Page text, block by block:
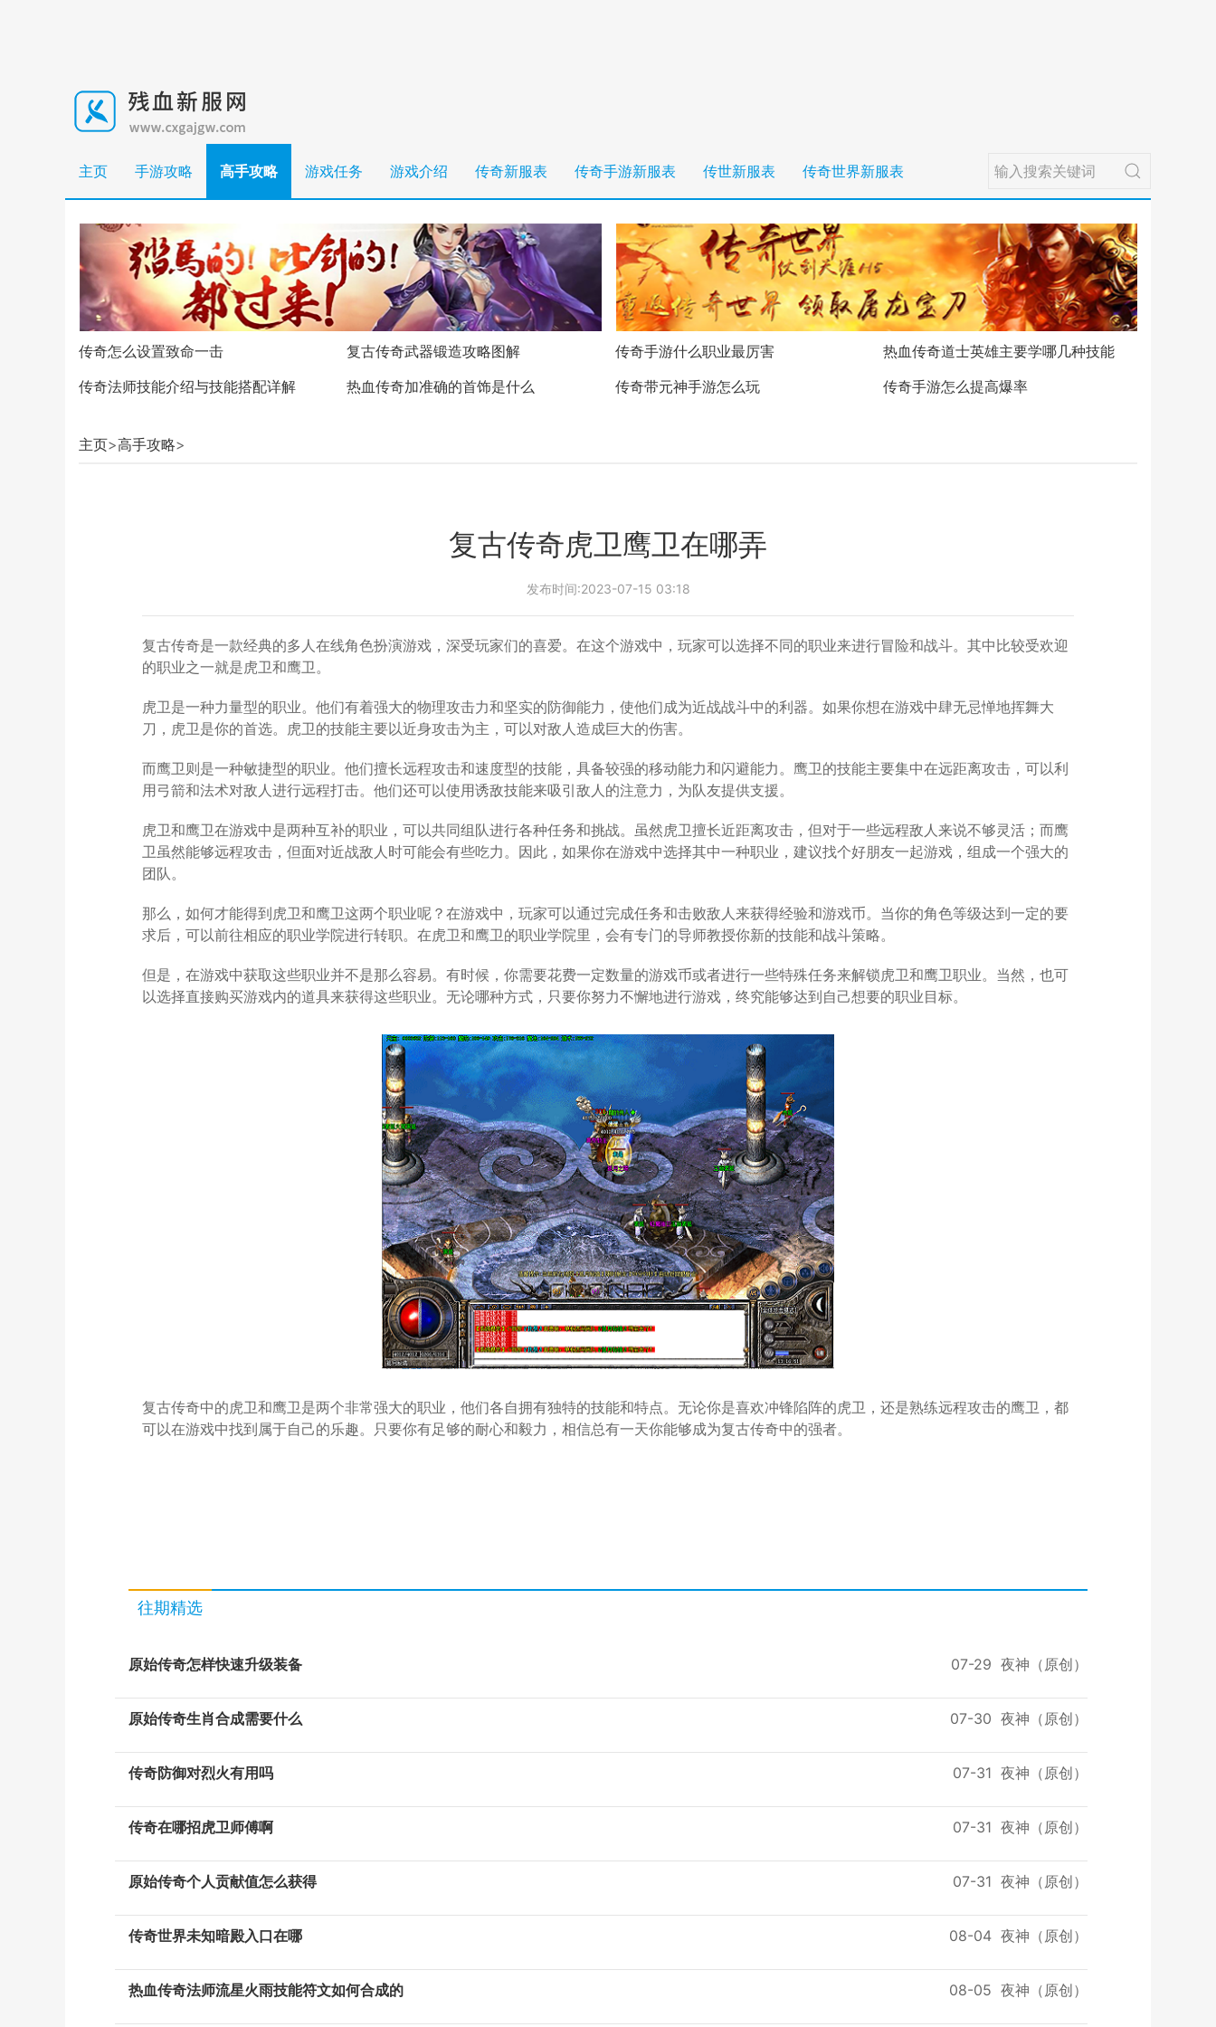
主页 手游攻略 高手攻略 游戏任务 游戏介绍 传奇新服表 传奇手游新服表 传世新服表 传奇世界新服表
传奇怎么设置致命一击
复古传奇武器锻造攻略图解
传奇法师技能介绍与技能搭配详解
热血传奇加准确的首饰是什么
传奇手游什么职业最厉害
热血传奇道士英雄主要学哪几种技能
传奇带元神手游怎么玩
传奇手游怎么提高爆率
主页>高手攻略>
复古传奇虎卫鹰卫在哪弄
发布时间:2023-07-15 03:18
复古传奇是一款经典的多人在线角色扮演游戏，深受玩家们的喜爱。在这个游戏中，玩家可以选择不同的职业来进行冒险和战斗。其中比较受欢迎
的职业之一就是虎卫和鹰卫。
虎卫是一种力量型的职业。他们有着强大的物理攻击力和坚实的防御能力，使他们成为近战战斗中的利器。如果你想在游戏中肆无忌惮地挥舞大
刀，虎卫是你的首选。虎卫的技能主要以近身攻击为主，可以对敌人造成巨大的伤害。
而鹰卫则是一种敏捷型的职业。他们擅长远程攻击和速度型的技能，具备较强的移动能力和闪避能力。鹰卫的技能主要集中在远距离攻击，可以利
用弓箭和法术对敌人进行远程打击。他们还可以使用诱敌技能来吸引敌人的注意力，为队友提供支援。
虎卫和鹰卫在游戏中是两种互补的职业，可以共同组队进行各种任务和挑战。虽然虎卫擅长近距离攻击，但对于一些远程敌人来说不够灵活；而鹰
卫虽然能够远程攻击，但面对近战敌人时可能会有些吃力。因此，如果你在游戏中选择其中一种职业，建议找个好朋友一起游戏，组成一个强大的
团队。
那么，如何才能得到虎卫和鹰卫这两个职业呢？在游戏中，玩家可以通过完成任务和击败敌人来获得经验和游戏币。当你的角色等级达到一定的要
求后，可以前往相应的职业学院进行转职。在虎卫和鹰卫的职业学院里，会有专门的导师教授你新的技能和战斗策略。
但是，在游戏中获取这些职业并不是那么容易。有时候，你需要花费一定数量的游戏币或者进行一些特殊任务来解锁虎卫和鹰卫职业。当然，也可
以选择直接购买游戏内的道具来获得这些职业。无论哪种方式，只要你努力不懈地进行游戏，终究能够达到自己想要的职业目标。
复古传奇中的虎卫和鹰卫是两个非常强大的职业，他们各自拥有独特的技能和特点。无论你是喜欢冲锋陷阵的虎卫，还是熟练远程攻击的鹰卫，都
可以在游戏中找到属于自己的乐趣。只要你有足够的耐心和毅力，相信总有一天你能够成为复古传奇中的强者。
往期精选
原始传奇怎样快速升级装备 07-29 夜神（原创）
原始传奇生肖合成需要什么 07-30 夜神（原创）
传奇防御对烈火有用吗 07-31 夜神（原创）
传奇在哪招虎卫师傅啊 07-31 夜神（原创）
原始传奇个人贡献值怎么获得 07-31 夜神（原创）
传奇世界未知暗殿入口在哪 08-04 夜神（原创）
热血传奇法师流星火雨技能符文如何合成的 08-05 夜神（原创）